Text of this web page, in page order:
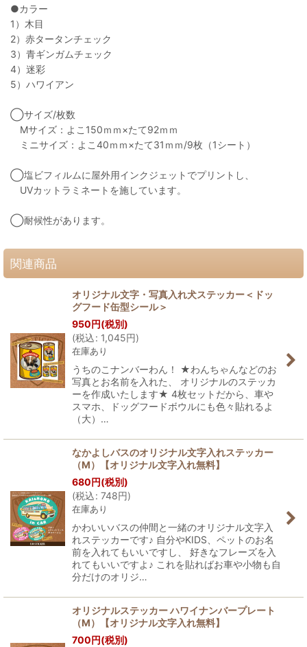
●カラー
1）木目
2）赤タータンチェック
3）青ギンガムチェック
4）迷彩
5）ハワイアン
◯サイズ/枚数
Mサイズ：よこ150ｍｍ×たて92ｍｍ
ミニサイズ：よこ40ｍｍ×たて31ｍｍ/9枚（1シート）
◯塩ビフィルムに屋外用インクジェットでプリントし、
UVカットラミネートを施しています。
◯耐候性があります。
関連商品
オリジナル文字・写真入れ犬ステッカー＜ドッ
グフード缶型シール＞
950円(税別)
(税込: 1,045円)
在庫あり
うちのこナンバーわん！ ★わんちゃんなどのお
写真とお名前を入れた、 オリジナルのステッカ
ーを作成いたします★ 4枚セットだから、車や
スマホ、ドッグフードボウルにも色々貼れるよ
（大）…
なかよしバスのオリジナル文字入れステッカー
（M）【オリジナル文字入れ無料】
680円(税別)
(税込: 748円)
在庫あり
かわいいバスの仲間と一緒のオリジナル文字入
れステッカーです♪ 自分やKIDS、ペットのお名
前を入れてもいいですし、 好きなフレーズを入
れてもいいですよ♪ これを貼ればお車や小物も自
分だけのオリジ…
オリジナルステッカー ハワイナンバープレート
（M）【オリジナル文字入れ無料】
700円(税別)